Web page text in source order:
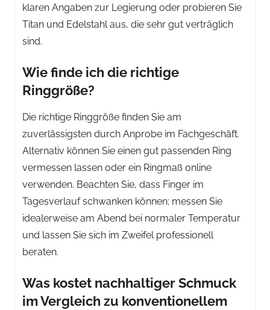
klaren Angaben zur Legierung oder probieren Sie
Titan und Edelstahl aus, die sehr gut verträglich
sind.
Wie finde ich die richtige
Ringgröße?
Die richtige Ringgröße finden Sie am
zuverlässigsten durch Anprobe im Fachgeschäft.
Alternativ können Sie einen gut passenden Ring
vermessen lassen oder ein Ringmaß online
verwenden. Beachten Sie, dass Finger im
Tagesverlauf schwanken können; messen Sie
idealerweise am Abend bei normaler Temperatur
und lassen Sie sich im Zweifel professionell
beraten.
Was kostet nachhaltiger Schmuck
im Vergleich zu konventionellem